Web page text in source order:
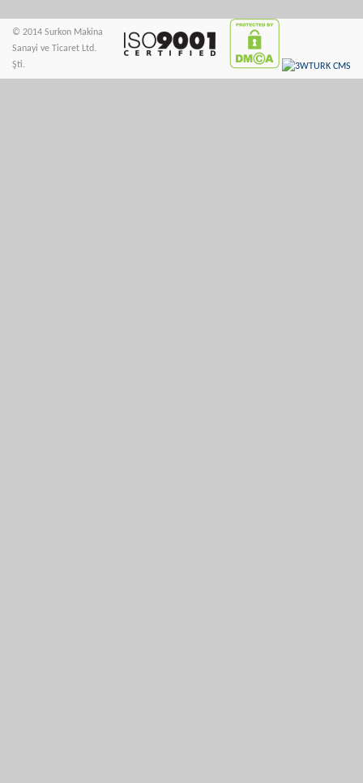
© 2014 Surkon Makina
Sanayi ve Ticaret Ltd.
Şti.